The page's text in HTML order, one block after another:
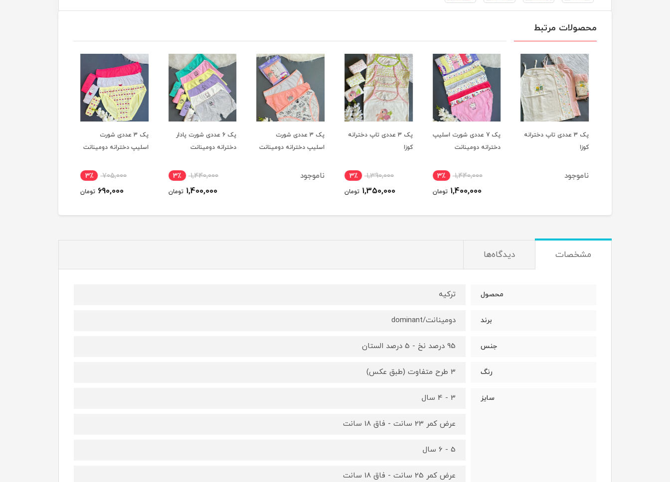
محصولات مرتبط
پک 3 عددی تاپ دخترانه
کوزا
ناموجود
پک 7 عددی شورت اسلیپ
دخترانه دومینانت
1,440,000 3٪
1,400,000 تومان
پک 3 عددی تاپ دخترانه
کوزا
1,390,000 3٪
1,350,000 تومان
پک 3 عددی شورت
اسلیپ دخترانه دومینانت
ناموجود
پک 6 عددی شورت پادار
دخترانه دومینانت
1,440,000 3٪
1,400,000 تومان
پک 3 عددی شورت
اسلیپ دخترانه دومینانت
705,000 3٪
690,000 تومان
مشخصات دیدگاه‌ها
محصول ترکیه
برند دومینانت/dominant
جنس 95 درصد نخ - 5 درصد الستان
رنگ 3 طرح متفاوت (طبق عکس)
سایز 3 - 4 سال
عرض کمر 23 سانت - فاق 18 سانت
5 - 6 سال
عرض کمر 25 سانت - فاق 18 سانت